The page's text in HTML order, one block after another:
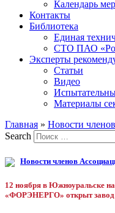
Календарь
Контакты
Библиотека
Единая
СТО ПАО
Эксперты
Статьи
Видео
Материалы
Главная » Новости
Search
Новости членов
12 ноября в Южноуральске
«ФОРЭНЕРГО» открыт завод